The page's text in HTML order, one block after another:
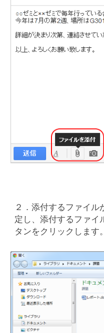
２．添付するファイル
定し、添付するファイ
タンをクリックします。